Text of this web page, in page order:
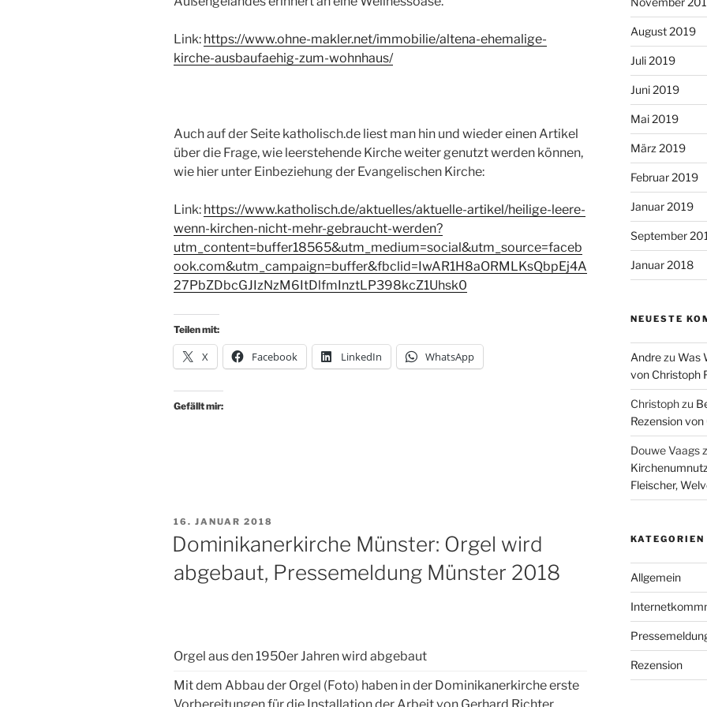
Link: https://www.ohne-makler.net/immobilie/altena-ehemalige-
kirche-ausbaufaehig-zum-wohnhaus/
Auch auf der Seite katholisch.de liest man hin und wieder einen Artikel
über die Frage, wie leerstehende Kirche weiter genutzt werden können,
wie hier unter Einbeziehung der Evangelischen Kirche:
Link: https://www.katholisch.de/aktuelles/aktuelle-artikel/heilige-leere-
wenn-kirchen-nicht-mehr-gebraucht-werden?
utm_content=buffer18565&utm_medium=social&utm_source=faceb
ook.com&utm_campaign=buffer&fbclid=IwAR1H8aORMLKsQbpEj4A
27PbZDbcGJIzNzM6ItDlfmInztLP398kcZ1Uhsk0
Teilen mit:
X Facebook LinkedIn WhatsApp
Gefällt mir:
VERÖFFENTLICHT
AM
16. JANUAR 2018
Dominikanerkirche Münster: Orgel wird
abgebaut, Pressemeldung Münster 2018
Orgel aus den 1950er Jahren wird abgebaut
Mit dem Abbau der Orgel (Foto) haben in der Dominikanerkirche erste
August 2019
Juli 2019
Juni 2019
Mai 2019
März 2019
Februar 2019
Januar 2019
September
Januar 2018
NEUESTE
Andrezu Was
von Christoph
Christophzu
Rezension
Douwe Vaags
Fleischer,
KATEGORIEN
Allgemein
Rezension